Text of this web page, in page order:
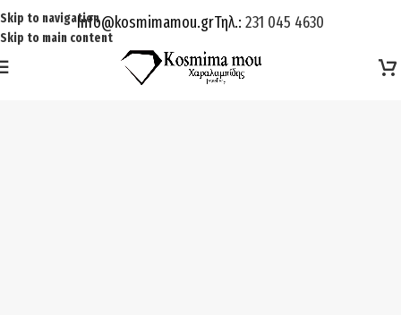
Skip to navigation
Skip to main content
Info@kosmimamou.grΤηλ.: 231 045 4630